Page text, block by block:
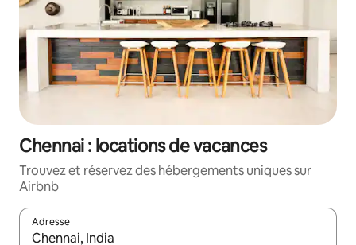
Chennai : locations de vacances
Trouvez et réservez des hébergements uniques sur
Airbnb
Adresse
Lorsque les résultats s'affichent, utilisez les flèches vers le